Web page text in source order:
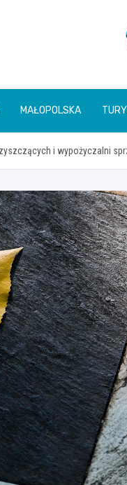
MAŁOPOLSKA
i wypożyczalni